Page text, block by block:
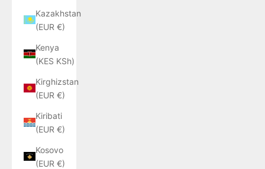
Kazakhstan
(EUR €)
Kenya
(KES KSh)
Kirghizstan
(EUR €)
Kiribati
(EUR €)
Kosovo
(EUR €)